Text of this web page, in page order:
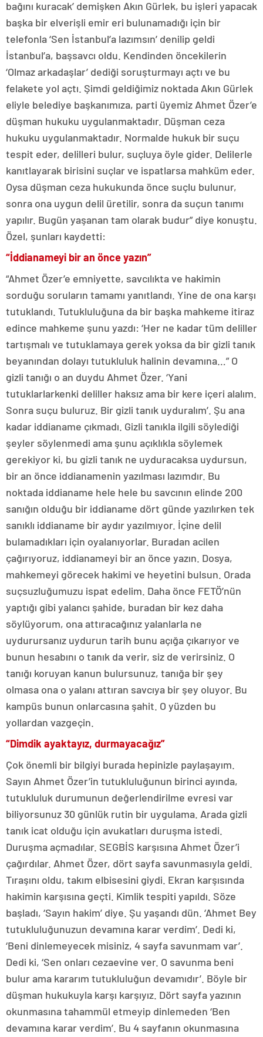
bağını kuracak’ demişken Akın Gürlek, bu işleri yapacak
başka bir elverişli emir eri bulunamadığı için bir
telefonla ‘Sen İstanbul’a lazımsın’ denilip geldi
İstanbul’a, başsavcı oldu. Kendinden öncekilerin
‘Olmaz arkadaşlar’ dediği soruşturmayı açtı ve bu
felakete yol açtı. Şimdi geldiğimiz noktada Akın Gürlek
eliyle belediye başkanımıza, parti üyemiz Ahmet Özer’e
düşman hukuku uygulanmaktadır. Düşman ceza
hukuku uygulanmaktadır. Normalde hukuk bir suçu
tespit eder, delilleri bulur, suçluya öyle gider. Delilerle
kanıtlayarak birisini suçlar ve ispatlarsa mahküm eder.
Oysa düşman ceza hukukunda önce suçlu bulunur,
sonra ona uygun delil üretilir, sonra da suçun tanımı
yapılır. Bugün yaşanan tam olarak budur” diye konuştu.
Özel, şunları kaydetti:
“İddianameyi bir an önce yazın”
“Ahmet Özer’e emniyette, savcılıkta ve hakimin
sorduğu soruların tamamı yanıtlandı. Yine de ona karşı
tutuklandı. Tutukluluğuna da bir başka mahkeme itiraz
edince mahkeme şunu yazdı: ‘Her ne kadar tüm deliller
tartışmalı ve tutuklamaya gerek yoksa da bir gizli tanık
beyanından dolayı tutukluluk halinin devamına…” O
gizli tanığı o an duydu Ahmet Özer. ‘Yani
tutuklarlarkenki deliller haksız ama bir kere içeri alalım.
Sonra suçu buluruz. Bir gizli tanık uyduralım’. Şu ana
kadar iddianame çıkmadı. Gizli tanıkla ilgili söylediği
şeyler söylenmedi ama şunu açıklıkla söylemek
gerekiyor ki, bu gizli tanık ne uyduracaksa uydursun,
bir an önce iddianamenin yazılması lazımdır. Bu
noktada iddianame hele hele bu savcının elinde 200
sanığın olduğu bir iddianame dört günde yazılırken tek
sanıklı iddianame bir aydır yazılmıyor. İçine delil
bulamadıkları için oyalanıyorlar. Buradan acilen
çağırıyoruz, iddianameyi bir an önce yazın. Dosya,
mahkemeyi görecek hakimi ve heyetini bulsun. Orada
suçsuzluğumuzu ispat edelim. Daha önce FETÖ’nün
yaptığı gibi yalancı şahide, buradan bir kez daha
söylüyorum, ona attıracağınız yalanlarla ne
uydurursanız uydurun tarih bunu açığa çıkarıyor ve
bunun hesabını o tanık da verir, siz de verirsiniz. O
tanığı koruyan kanun bulursunuz, tanığa bir şey
olmasa ona o yalanı attıran savcıya bir şey oluyor. Bu
kampüs bunun onlarcasına şahit. O yüzden bu
yollardan vazgeçin.
“Dimdik ayaktayız, durmayacağız”
Çok önemli bir bilgiyi burada hepinizle paylaşayım.
Sayın Ahmet Özer’in tutukluluğunun birinci ayında,
tutukluluk durumunun değerlendirilme evresi var
biliyorsunuz 30 günlük rutin bir uygulama. Arada gizli
tanık icat olduğu için avukatları duruşma istedi.
Duruşma açmadılar. SEGBİS karşısına Ahmet Özer’i
çağırdılar. Ahmet Özer, dört sayfa savunmasıyla geldi.
Tıraşını oldu, takım elbisesini giydi. Ekran karşısında
hakimin karşısına geçti. Kimlik tespiti yapıldı. Söze
başladı, ‘Sayın hakim’ diye. Şu yaşandı dün. ‘Ahmet Bey
tutukluluğunuzun devamına karar verdim’. Dedi ki,
‘Beni dinlemeyecek misiniz, 4 sayfa savunmam var’.
Dedi ki, ‘Sen onları cezaevine ver. O savunma beni
bulur ama kararım tutukluluğun devamıdır’. Böyle bir
düşman hukukuyla karşı karşıyız. Dört sayfa yazının
okunmasına tahammül etmeyip dinlemeden ‘Ben
devamına karar verdim’. Bu 4 sayfanın okunmasına